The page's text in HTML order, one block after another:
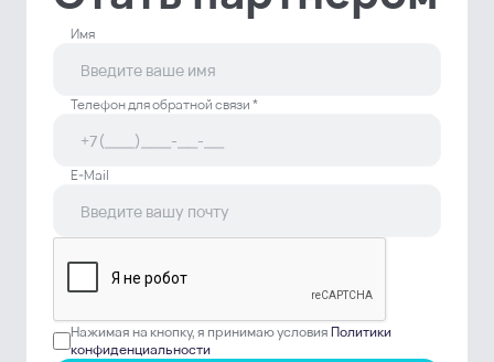
Имя
Телефон для обратной связи *
E-Mail
Нажимая на кнопку, я принимаю условияПолитики
конфиденциальности